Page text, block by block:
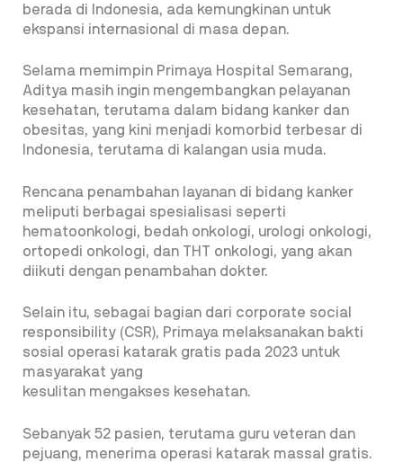
berada di Indonesia, ada kemungkinan untuk
ekspansi internasional di masa depan.
Selama memimpin Primaya Hospital Semarang,
Aditya masih ingin mengembangkan pelayanan
kesehatan, terutama dalam bidang kanker dan
obesitas, yang kini menjadi komorbid terbesar di
Indonesia, terutama di kalangan usia muda.
Rencana penambahan layanan di bidang kanker
meliputi berbagai spesialisasi seperti
hematoonkologi, bedah onkologi, urologi onkologi,
ortopedi onkologi, dan THT onkologi, yang akan
diikuti dengan penambahan dokter.
Selain itu, sebagai bagian dari corporate social
responsibility (CSR), Primaya melaksanakan bakti
sosial operasi katarak gratis pada 2023 untuk
masyarakat yang
kesulitan mengakses kesehatan.
Sebanyak 52 pasien, terutama guru veteran dan
pejuang, menerima operasi katarak massal gratis.